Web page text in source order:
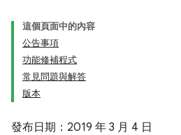
這個頁面中的內容
公告事項
功能修補程式
常見問題與解答
版本
發布日期：2019 年 3 月 4 日